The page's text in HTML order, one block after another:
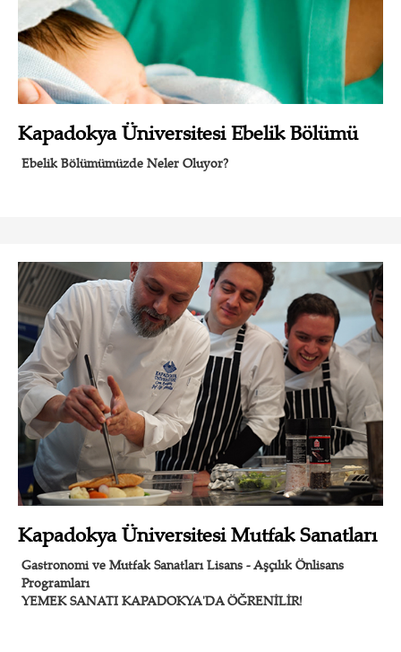
Kapadokya Üniversitesi Ebelik Bölümü
Ebelik Bölümümüzde Neler Oluyor?
Kapadokya Üniversitesi Mutfak Sanatları
Gastronomi ve Mutfak Sanatları Lisans - Aşçılık Önlisans
Programları
YEMEK SANATI KAPADOKYA'DA ÖĞRENİLİR!